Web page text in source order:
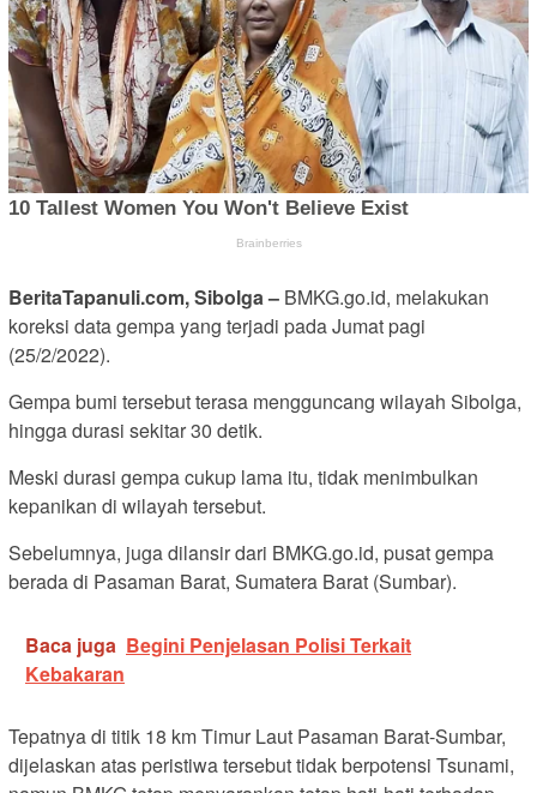
BeritaTapanuli.com, Sibolga – BMKG.go.id, melakukan
koreksi data gempa yang terjadi pada Jumat pagi
(25/2/2022).
Gempa bumi tersebut terasa mengguncang wilayah Sibolga,
hingga durasi sekitar 30 detik.
Meski durasi gempa cukup lama itu, tidak menimbulkan
kepanikan di wilayah tersebut.
Sebelumnya, juga dilansir dari BMKG.go.id, pusat gempa
berada di Pasaman Barat, Sumatera Barat (Sumbar).
Baca juga Begini Penjelasan Polisi Terkait
Kebakaran
Tepatnya di titik 18 km Timur Laut Pasaman Barat-Sumbar,
dijelaskan atas peristiwa tersebut tidak berpotensi Tsunami,